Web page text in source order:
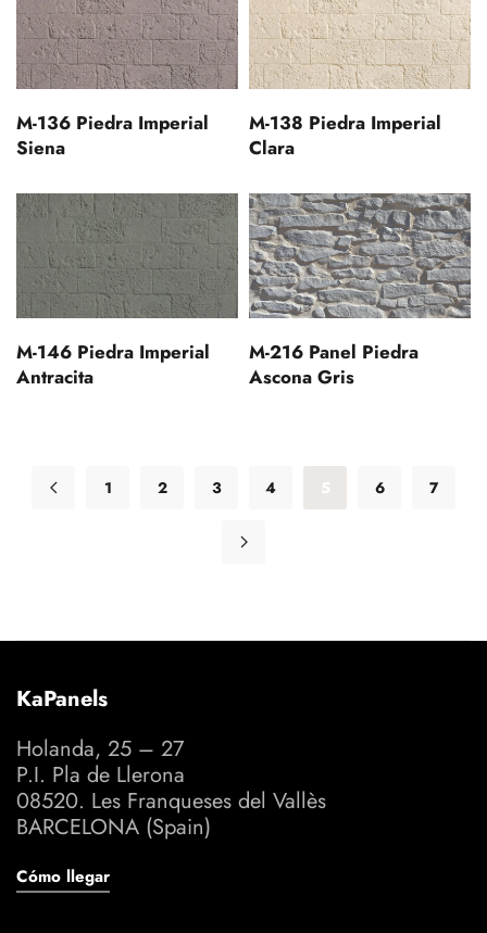
M-136 Piedra Imperial
Siena
M-138 Piedra Imperial
Clara
M-146 Piedra Imperial
Antracita
M-216 Panel Piedra
Ascona Gris
1 2 3 4 5 6 7
KaPanels
Holanda, 25 – 27
P.I. Pla de Llerona
08520. Les Franqueses del Vallès
BARCELONA (Spain)
Cómo llegar